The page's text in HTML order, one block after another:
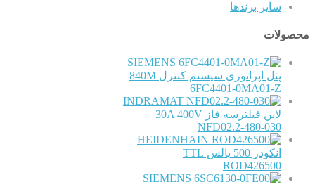
سایر برندها
محصولات
SIEMENS
پنل اپراتوری سیستم کنترل 840M
6FC4401-0MA01-Z
INDRAMAT
لاین فیلترسه فاز 30A 400V
NFD02.2-480-030
HEIDENHAIN
انکودر 500 پالس TTL
ROD426500
SIEMENS